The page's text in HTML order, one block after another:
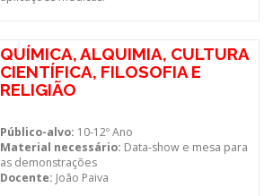
QUÍMICA, ALQUIMIA, CULTURA
CIENTÍFICA, FILOSOFIA E
RELIGIÃO
Público-alvo: 10-12º Ano
Material necessário: Data-show e mesa para
as demonstrações
Docente: João Paiva